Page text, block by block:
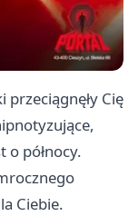
Cię
o północy.
Ciebie.